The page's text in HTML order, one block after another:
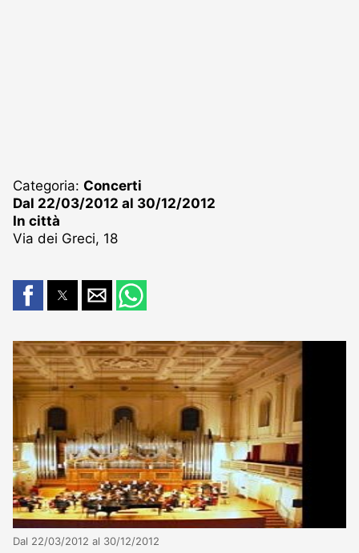
Categoria: Concerti
Dal 22/03/2012 al 30/12/2012
In città
Via dei Greci, 18
Dal 22/03/2012 al 30/12/2012